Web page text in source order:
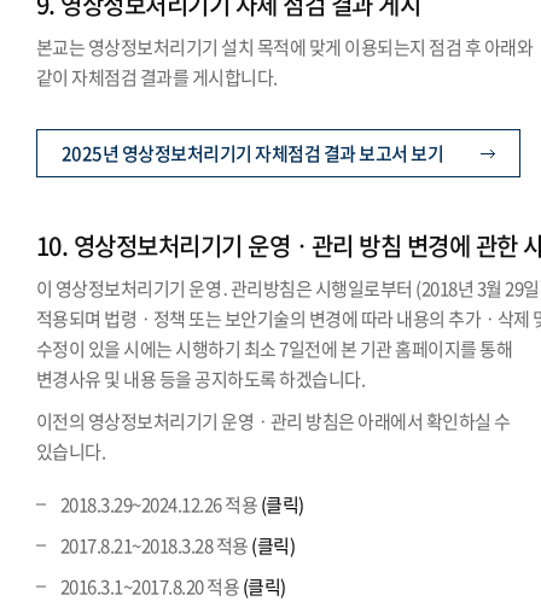
본교는 영상정보처리기기 설치 목적에 맞게 이용되는지 점검 후 아래와
같이 자체점검 결과를 게시합니다.
2025년 영상정보처리기기 자체점검 결과 보고서 보기
10. 영상정보처리기기 운영ㆍ관리 방침 변경에 관한
이 영상정보처리기기 운영․관리방침은 시행일로부터 (2018년 3월 29
적용되며 법령ㆍ정책 또는 보안기술의 변경에 따라 내용의 추가ㆍ삭제
수정이 있을 시에는 시행하기 최소 7일전에 본 기관 홈페이지를 통해
변경사유 및 내용 등을 공지하도록 하겠습니다.
이전의 영상정보처리기기 운영ㆍ관리 방침은 아래에서 확인하실 수
있습니다.
2018.3.29~2024.12.26 적용(클릭)
2017.8.21~2018.3.28 적용(클릭)
2016.3.1~2017.8.20 적용(클릭)